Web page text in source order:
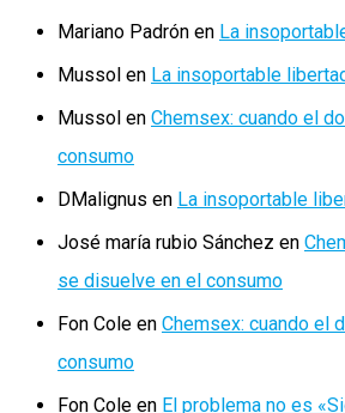
Mariano Padrón en La
Mussol en La insoportable
Mussol en Chemsex: cuando el
consumo
DMalignus en La insoportable
José maría rubio Sánchez en
se disuelve en el consumo
Fon Cole en Chemsex: cuando el
consumo
Fon Cole en El problema no es